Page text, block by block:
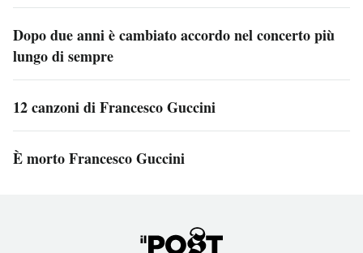
Dopo due anni è cambiato accordo nel concerto più
lungo di sempre
12 canzoni di Francesco Guccini
È morto Francesco Guccini